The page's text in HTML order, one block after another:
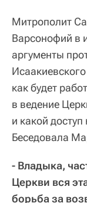
Митрополит
Варсонофий в
аргументы
как будет
в ведение
и какой
Беседовала
- Владыка,
Церкви вся
борьба за